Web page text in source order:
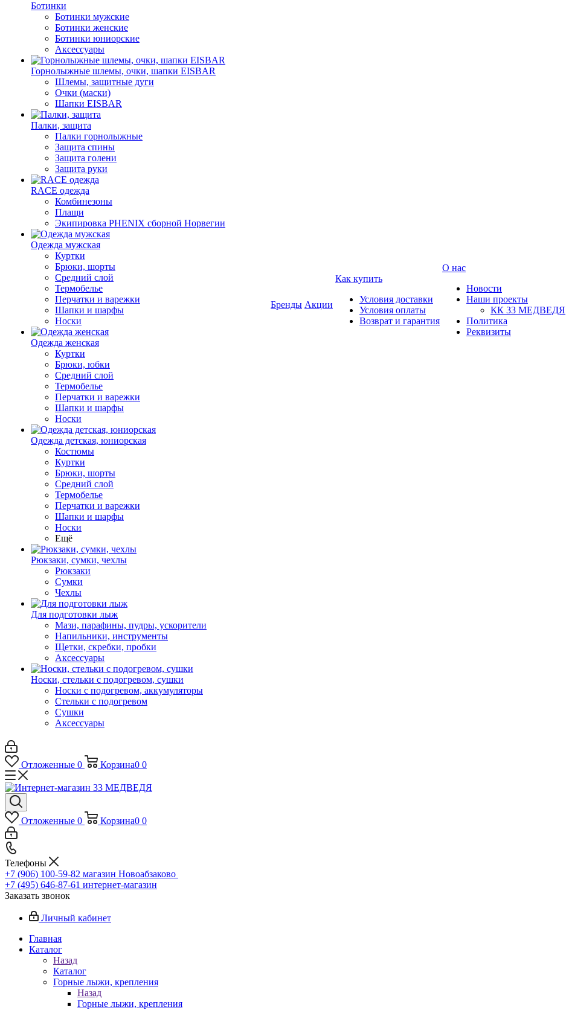
Ботинки
Ботинки мужские
Ботинки женские
Ботинки юниорские
Аксессуары
Горнолыжные шлемы, очки, шапки EISBAR
Шлемы, защитные дуги
Очки (маски)
Шапки EISBAR
Палки, защита
Палки горнолыжные
Защита спины
Защита голени
Защита руки
RACE одежда
Комбинезоны
Плащи
Экипировка PHENIX сборной Норвегии
Одежда мужская
Куртки
Брюки, шорты
Средний слой
Термобелье
Перчатки и варежки
Шапки и шарфы
Носки
Одежда женская
Куртки
Брюки, юбки
Средний слой
Термобелье
Перчатки и варежки
Шапки и шарфы
Носки
Одежда детская, юниорская
Костюмы
Куртки
Брюки, шорты
Средний слой
Термобелье
Перчатки и варежки
Шапки и шарфы
Носки
Ещё
Рюкзаки, сумки, чехлы
Рюкзаки
Сумки
Чехлы
Для подготовки лыж
Мази, парафины, пудры, ускорители
Напильники, инструменты
Щетки, скребки, пробки
Аксессуары
Носки, стельки с подогревом, сушки
Носки с подогревом, аккумуляторы
Стельки с подогревом
Сушки
Аксессуары
Бренды Акции
Как купить
Условия доставки
Условия оплаты
Возврат и гарантия
О нас
Новости
Наши проекты
КК 33 МЕДВЕДЯ
Политика
Реквизиты
Отложенные 0 Корзина0 0
Отложенные 0 Корзина0 0
Телефоны
+7 (906) 100-59-82 магазин Новоабзаково
+7 (495) 646-87-61 интернет-магазин
Заказать звонок
Личный кабинет
Главная
Каталог
Назад
Каталог
Горные лыжи, крепления
Назад
Горные лыжи, крепления